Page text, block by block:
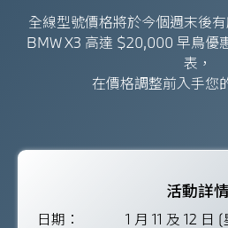
全線型號價格將於今個週末後
BMW X3 高達 $20,000 早鳥優
表，
在價格調整前入手您
活動詳情
日期：
1 月 11 及 12 日